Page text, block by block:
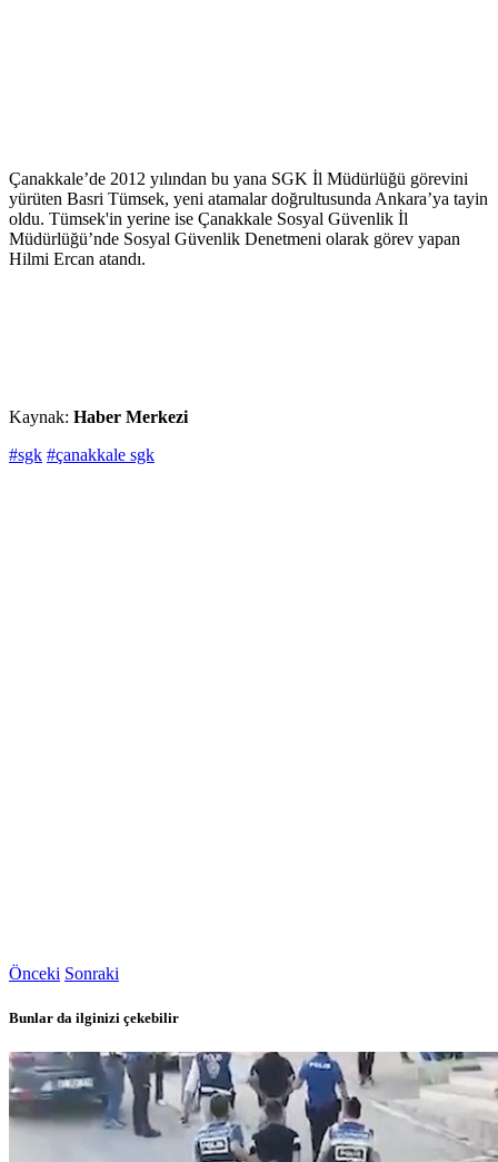
Çanakkale’de 2012 yılından bu yana SGK İl Müdürlüğü görevini
yürüten Basri Tümsek, yeni atamalar doğrultusunda Ankara’ya tayin
oldu. Tümsek'in yerine ise Çanakkale Sosyal Güvenlik İl
Müdürlüğü’nde Sosyal Güvenlik Denetmeni olarak görev yapan
Hilmi Ercan atandı.
Kaynak: Haber Merkezi
#sgk #çanakkale sgk
Önceki Sonraki
Bunlar da ilginizi çekebilir